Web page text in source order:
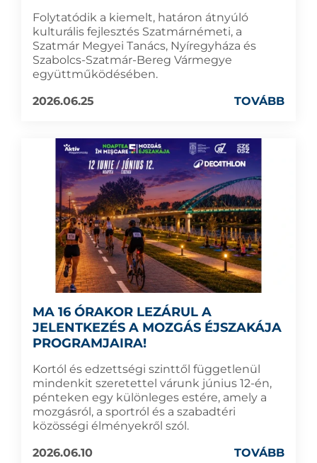
Folytatódik a kiemelt, határon átnyúló
kulturális fejlesztés Szatmárnémeti, a
Szatmár Megyei Tanács, Nyíregyháza és
Szabolcs-Szatmár-Bereg Vármegye
együttműködésében.
2026.06.25
TOVÁBB
MA 16 ÓRAKOR LEZÁRUL A
JELENTKEZÉS A MOZGÁS ÉJSZAKÁJA
PROGRAMJAIRA!
Kortól és edzettségi szinttől függetlenül
mindenkit szeretettel várunk június 12-én,
pénteken egy különleges estére, amely a
mozgásról, a sportról és a szabadtéri
közösségi élményekről szól.
2026.06.10
TOVÁBB